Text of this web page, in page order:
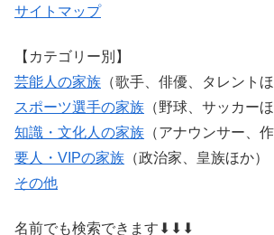
サイトマップ
【カテゴリー別】
芸能人の家族 （歌手、俳優、タレントほ
スポーツ選手の家族 （野球、サッカーほ
知識・文化人の家族 （アナウンサー、
要人・VIPの家族 （政治家、皇族ほか）
その他
名前でも検索できます⬇⬇⬇